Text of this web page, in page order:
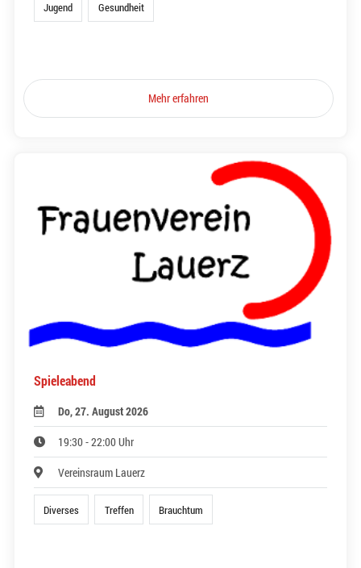
Jugend Gesundheit
Mehr erfahren
Spieleabend
Do, 27. August 2026
19:30 - 22:00 Uhr
Vereinsraum Lauerz
Diverses Treffen Brauchtum